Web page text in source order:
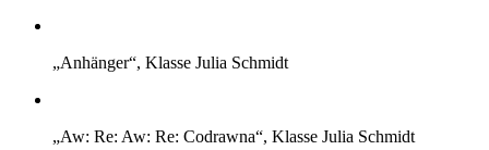
„Anhänger“, Klasse Julia Schmidt
„Aw: Re: Aw: Re: Codrawna“, Klasse Julia Schmidt